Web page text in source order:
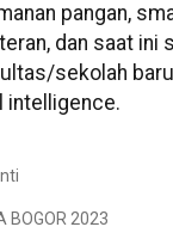
pangan,
dan saat ini
sekolah
intelligence.
BOGOR 2023